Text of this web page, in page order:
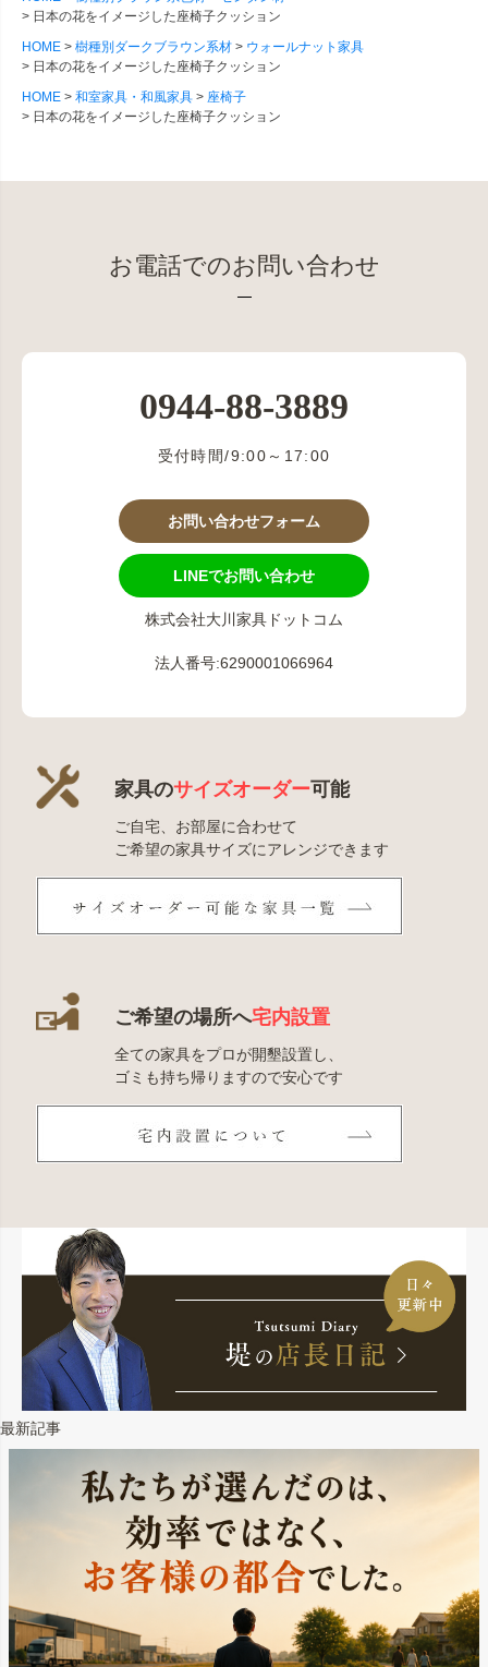
日本の花をイメージした座椅子クッション
HOME
樹種別ダークブラウン系材
ウォールナット家具
日本の花をイメージした座椅子クッション
HOME
和室家具・和風家具
座椅子
日本の花をイメージした座椅子クッション
お電話でのお問い合わせ
0944-88-3889
受付時間/9:00～17:00
お問い合わせフォーム
LINEでお問い合わせ
株式会社大川家具ドットコム
法人番号:6290001066964
家具のサイズオーダー可能
ご自宅、お部屋に合わせて
ご希望の家具サイズにアレンジできます
ご希望の場所へ宅内設置
全ての家具をプロが開墾設置し、
ゴミも持ち帰りますので安心です
最新記事